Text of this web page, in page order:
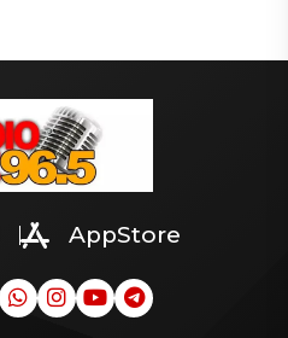
años de su muerte, sus
una fuente de inspiración
para millones de personas.
AppStore